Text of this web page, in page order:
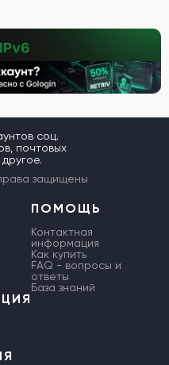
соц.
почтовых
защищены
ПОМОЩЬ
Контактная
информация
Как купить
FAQ - вопросы и
ответы
База знаний